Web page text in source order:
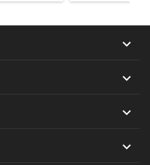



